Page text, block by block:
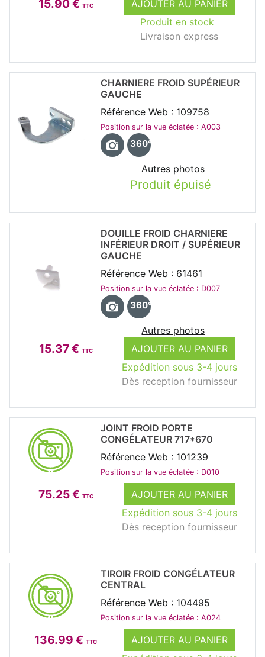
15.90 € TTC
AJOUTER AU PANIER
Produit en stock
Livraison express
Produit épuisé
CHARNIERE FROID SUPÉRIEUR
GAUCHE
Référence Web : 109758
Position sur la vue éclatée : A003
360°
Autres photos
15.37 € TTC
AJOUTER AU PANIER
Expédition sous 3-4 jours
Dès reception fournisseur
DOUILLE FROID CHARNIERE
INFÉRIEUR DROIT / SUPÉRIEUR
GAUCHE
Référence Web : 61461
Position sur la vue éclatée : D007
360°
Autres photos
75.25 € TTC
AJOUTER AU PANIER
Expédition sous 3-4 jours
Dès reception fournisseur
JOINT FROID PORTE
CONGÉLATEUR 717*670
Référence Web : 101239
Position sur la vue éclatée : D010
136.99 € TTC
AJOUTER AU PANIER
TIROIR FROID CONGÉLATEUR
CENTRAL
Référence Web : 104495
Position sur la vue éclatée : A024